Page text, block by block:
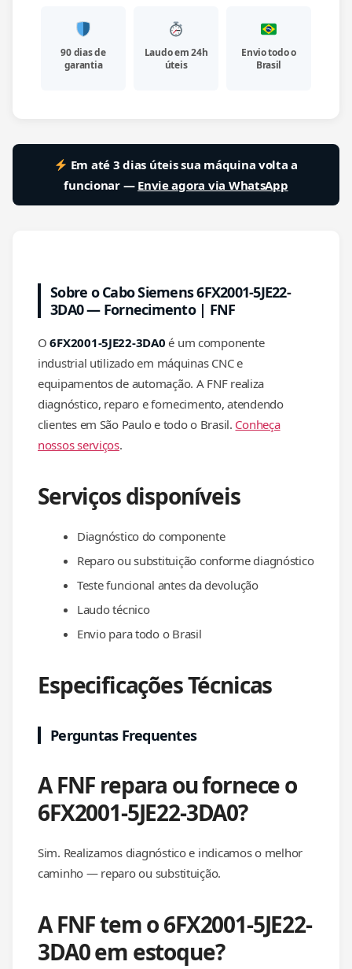
90 dias de
garantia
Laudo em 24h
úteis
Envio todo o
Brasil
Em até 3 dias úteis sua máquina volta a
funcionar — Envie agora via WhatsApp
Sobre o Cabo Siemens 6FX2001-5JE22-
3DA0 — Fornecimento | FNF
O6FX2001-5JE22-3DA0 é um componente
industrial utilizado em máquinas CNC e
equipamentos de automação. A FNF realiza
diagnóstico, reparo e fornecimento, atendendo
clientes em São Paulo e todo o Brasil. Conheça
nossos serviços.
Serviços disponíveis
Diagnóstico do componente
Reparo ou substituição conforme diagnóstico
Teste funcional antes da devolução
Laudo técnico
Envio para todo o Brasil
Especificações Técnicas
Perguntas Frequentes
A FNF repara ou fornece o
6FX2001-5JE22-3DA0?
Sim. Realizamos diagnóstico e indicamos o melhor
caminho — reparo ou substituição.
A FNF tem o 6FX2001-5JE22-
3DA0 em estoque?